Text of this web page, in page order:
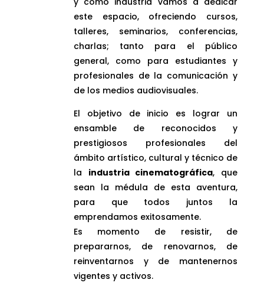
este espacio, ofreciendo cursos,
talleres, seminarios, conferencias,
charlas; tanto para el público
general, como para estudiantes y
profesionales de la comunicación y
de los medios audiovisuales.
El objetivo de inicio es lograr un
ensamble de reconocidos y
prestigiosos profesionales del
ámbito artístico, cultural y técnico de
la industria cinematográfica, que
sean la médula de esta aventura,
para que todos juntos la
emprendamos exitosamente.
Es momento de resistir, de
prepararnos, de renovarnos, de
reinventarnos y de mantenernos
vigentes y activos.